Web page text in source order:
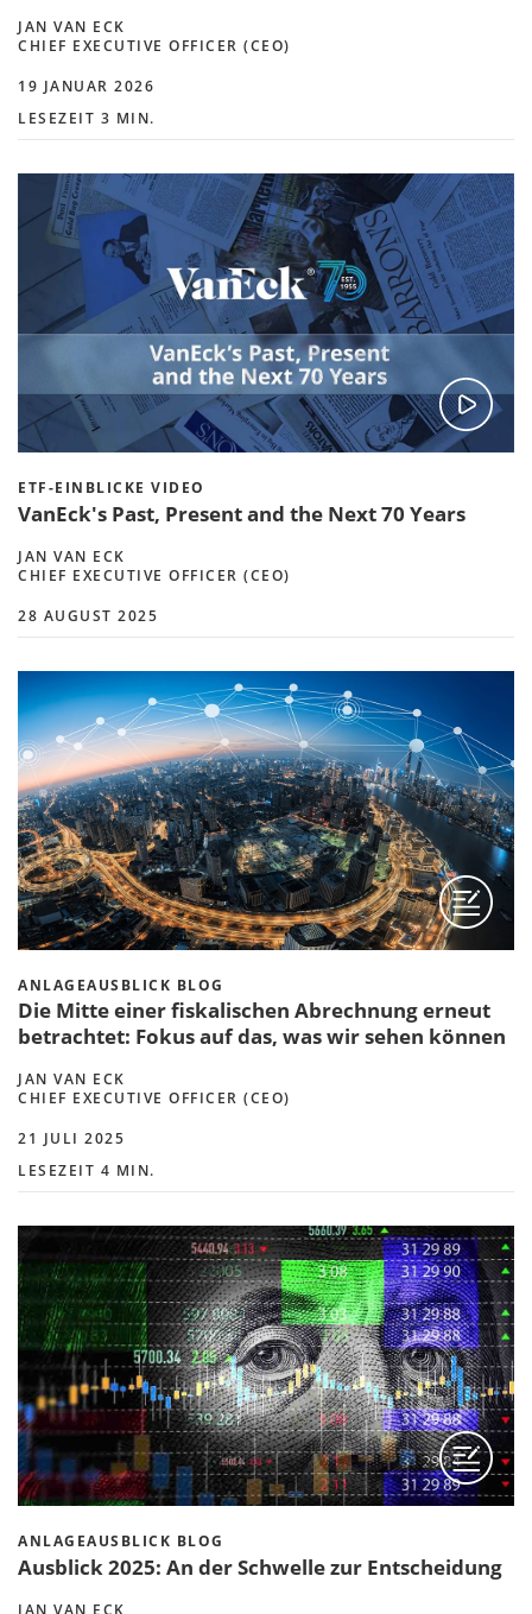
JAN VAN ECK
CHIEF EXECUTIVE OFFICER (CEO)
19 JANUAR 2026
LESEZEIT 3 MIN.
ETF-EINBLICKE VIDEO
VanEck's Past, Present and the Next 70 Years
JAN VAN ECK
CHIEF EXECUTIVE OFFICER (CEO)
28 AUGUST 2025
ANLAGEAUSBLICK BLOG
Die Mitte einer fiskalischen Abrechnung erneut
betrachtet: Fokus auf das, was wir sehen können
JAN VAN ECK
CHIEF EXECUTIVE OFFICER (CEO)
21 JULI 2025
LESEZEIT 4 MIN.
ANLAGEAUSBLICK BLOG
Ausblick 2025: An der Schwelle zur Entscheidung
JAN VAN ECK